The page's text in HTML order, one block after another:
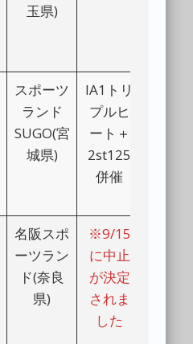
玉県)
スポーツ
ランド
SUGO(宮
城県)
IA1トリ
プルヒ
ート＋
2st125
併催
名阪スポ
ーツラン
ド(奈良
県)
※9/15
に中止
が決定
されま
した